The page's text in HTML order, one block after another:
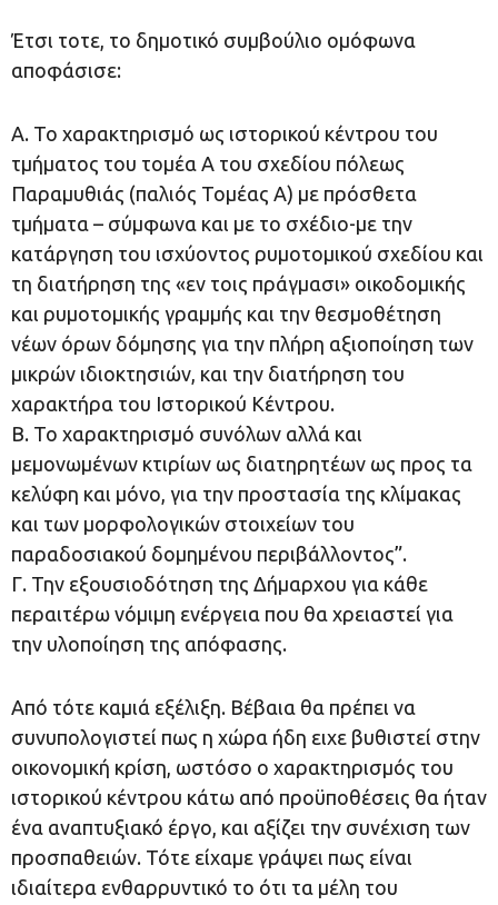
Έτσι τοτε, το δημοτικό συμβούλιο ομόφωνα
αποφάσισε:
Α. Το χαρακτηρισμό ως ιστορικού κέντρου του
τμήματος του τομέα Α του σχεδίου πόλεως
Παραμυθιάς (παλιός Τομέας Α) με πρόσθετα
τμήματα – σύμφωνα και με το σχέδιο-με την
κατάργηση του ισχύοντος ρυμοτομικού σχεδίου και
τη διατήρηση της «εν τοις πράγμασι» οικοδομικής
και ρυμοτομικής γραμμής και την θεσμοθέτηση
νέων όρων δόμησης για την πλήρη αξιοποίηση των
μικρών ιδιοκτησιών, και την διατήρηση του
χαρακτήρα του Ιστορικού Κέντρου.
Β. Το χαρακτηρισμό συνόλων αλλά και
μεμονωμένων κτιρίων ως διατηρητέων ως προς τα
κελύφη και μόνο, για την προστασία της κλίμακας
και των μορφολογικών στοιχείων του
παραδοσιακού δομημένου περιβάλλοντος”.
Γ. Την εξουσιοδότηση της Δήμαρχου για κάθε
περαιτέρω νόμιμη ενέργεια που θα χρειαστεί για
την υλοποίηση της απόφασης.
Από τότε καμιά εξέλιξη. Βέβαια θα πρέπει να
συνυπολογιστεί πως η χώρα ήδη ειχε βυθιστεί στην
οικονομική κρίση, ωστόσο ο χαρακτηρισμός του
ιστορικού κέντρου κάτω από προϋποθέσεις θα ήταν
ένα αναπτυξιακό έργο, και αξίζει την συνέχιση των
προσπαθειών. Τότε είχαμε γράψει πως είναι
ιδιαίτερα ενθαρρυντικό το ότι τα μέλη του